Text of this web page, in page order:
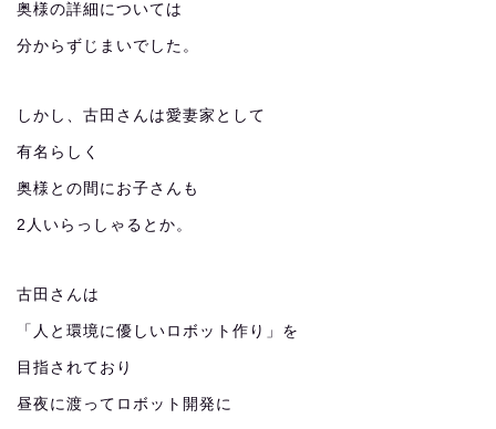
奥様の詳細については
分からずじまいでした。
しかし、古田さんは愛妻家として
有名らしく
奥様との間にお子さんも
2人いらっしゃるとか。
古田さんは
「人と環境に優しいロボット作り」を
目指されており
昼夜に渡ってロボット開発に